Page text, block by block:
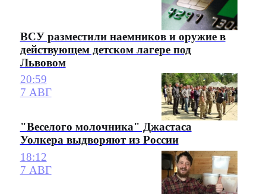
ВСУ разместили наемников и оружие в
действующем детском лагере под
Львовом
20:59
7 АВГ
"Веселого молочника" Джастаса
Уолкера выдворяют из России
18:12
7 АВГ